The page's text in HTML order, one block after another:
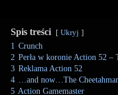
Spis treści Ukryj
1 Crunch
2 Perła w koronie Action 52 –
3 Reklama Action 52
4 …and now…The
5 Action Gamemaster